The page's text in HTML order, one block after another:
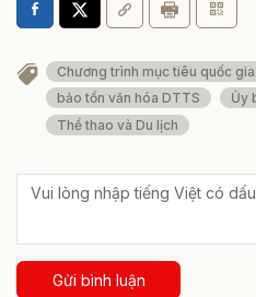
Chương trình mục tiêu quốc
bảo tồn văn hóa DTTS
Ủy
Thể thao và Du lịch
Gửi bình luận